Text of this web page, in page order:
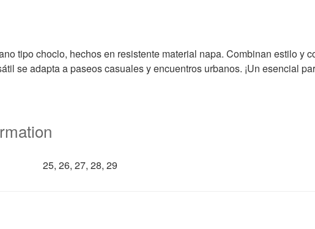
tipo choclo, hechos en resistente material napa. Combinan estilo y
se adapta a paseos casuales y encuentros urbanos. ¡Un esencial
25, 26, 27, 28, 29